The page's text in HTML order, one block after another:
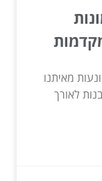
מאיתנו
לאורך